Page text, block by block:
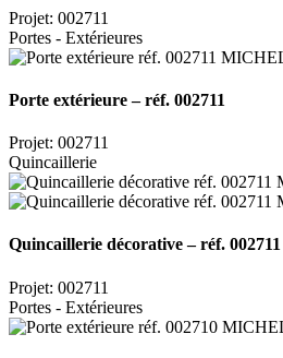
Projet: 002711
Portes - Extérieures
Porte extérieure – réf. 002711
Projet: 002711
Quincaillerie
Quincaillerie décorative – réf. 002711
Projet: 002711
Portes - Extérieures